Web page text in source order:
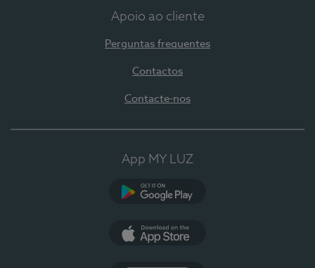
Apoio ao cliente
Perguntas frequentes
Contactos
Contacte-nos
App MY LUZ